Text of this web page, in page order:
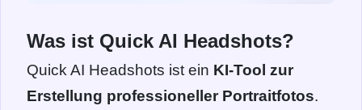
Was ist Quick AI Headshots?
Quick AI Headshots ist ein KI-Tool zur
Erstellung professioneller Portraitfotos.